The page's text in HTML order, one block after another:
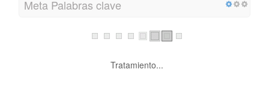
Meta Palabras clave
Tratamiento...